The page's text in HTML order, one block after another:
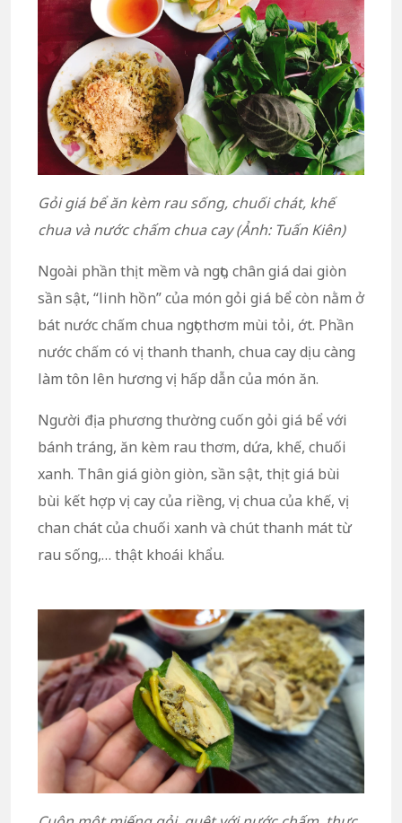
Gỏi giá bể ăn kèm rau sống, chuối chát, khế
chua và nước chấm chua cay (Ảnh: Tuấn Kiên)
Ngoài phần thịt mềm và ngọt, chân giá dai giòn
sần sật, “linh hồn” của món gỏi giá bể còn nằm ở
bát nước chấm chua ngọt thơm mùi tỏi, ớt. Phần
nước chấm có vị thanh thanh, chua cay dịu càng
làm tôn lên hương vị hấp dẫn của món ăn.
Người địa phương thường cuốn gỏi giá bể với
bánh tráng, ăn kèm rau thơm, dứa, khế, chuối
xanh. Thân giá giòn giòn, sần sật, thịt giá bùi
bùi kết hợp vị cay của riềng, vị chua của khế, vị
chan chát của chuối xanh và chút thanh mát từ
rau sống,… thật khoái khẩu.